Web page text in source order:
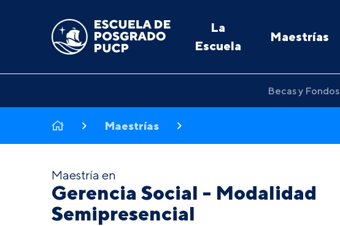
La
Escuela
Maestrías
Becas y Fondos
Maestrías
Maestría en
Gerencia Social - Modalidad
Semipresencial